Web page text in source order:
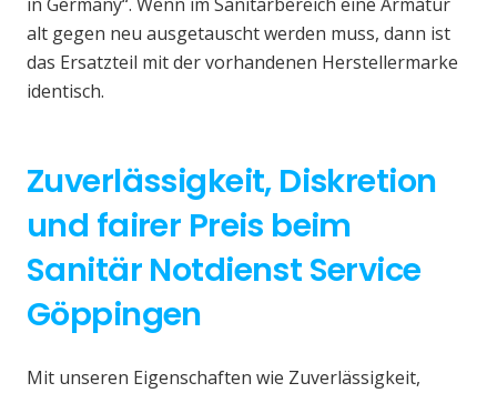
alt gegen neu ausgetauscht werden muss, dann ist
das Ersatzteil mit der vorhandenen Herstellermarke
identisch.
Zuverlässigkeit, Diskretion
und fairer Preis beim
Sanitär Notdienst Service
Göppingen
Mit unseren Eigenschaften wie Zuverlässigkeit,